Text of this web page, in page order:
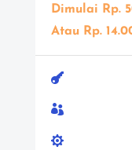
Dimulai Rp.
Atau Rp.


